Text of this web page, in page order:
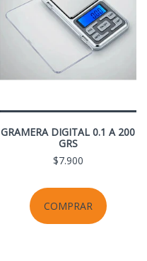
GRAMERA DIGITAL 0.1 A 200
GRS
$7.900
COMPRAR